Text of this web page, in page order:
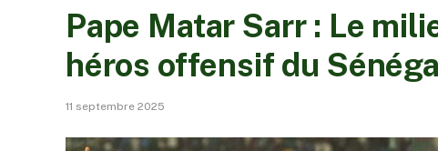
Pape Matar Sarr : Le
héros offensif du
11 septembre 2025